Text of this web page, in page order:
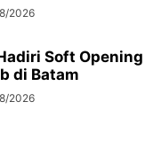
2026
Soft Opening
di Batam
2026